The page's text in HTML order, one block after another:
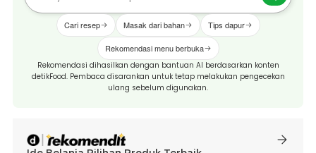
Cari resep Masak dari bahan Tips dapur
Rekomendasi menu berbuka
Rekomendasi dihasilkan dengan bantuan AI berdasarkan konten
detikFood. Pembaca disarankan untuk tetap melakukan pengecekan
ulang sebelum digunakan.